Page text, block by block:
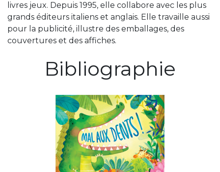
livres jeux. Depuis 1995, elle collabore avec les plus
grands éditeurs italiens et anglais. Elle travaille aussi
pour la publicité, illustre des emballages, des
couvertures et des affiches.
Bibliographie